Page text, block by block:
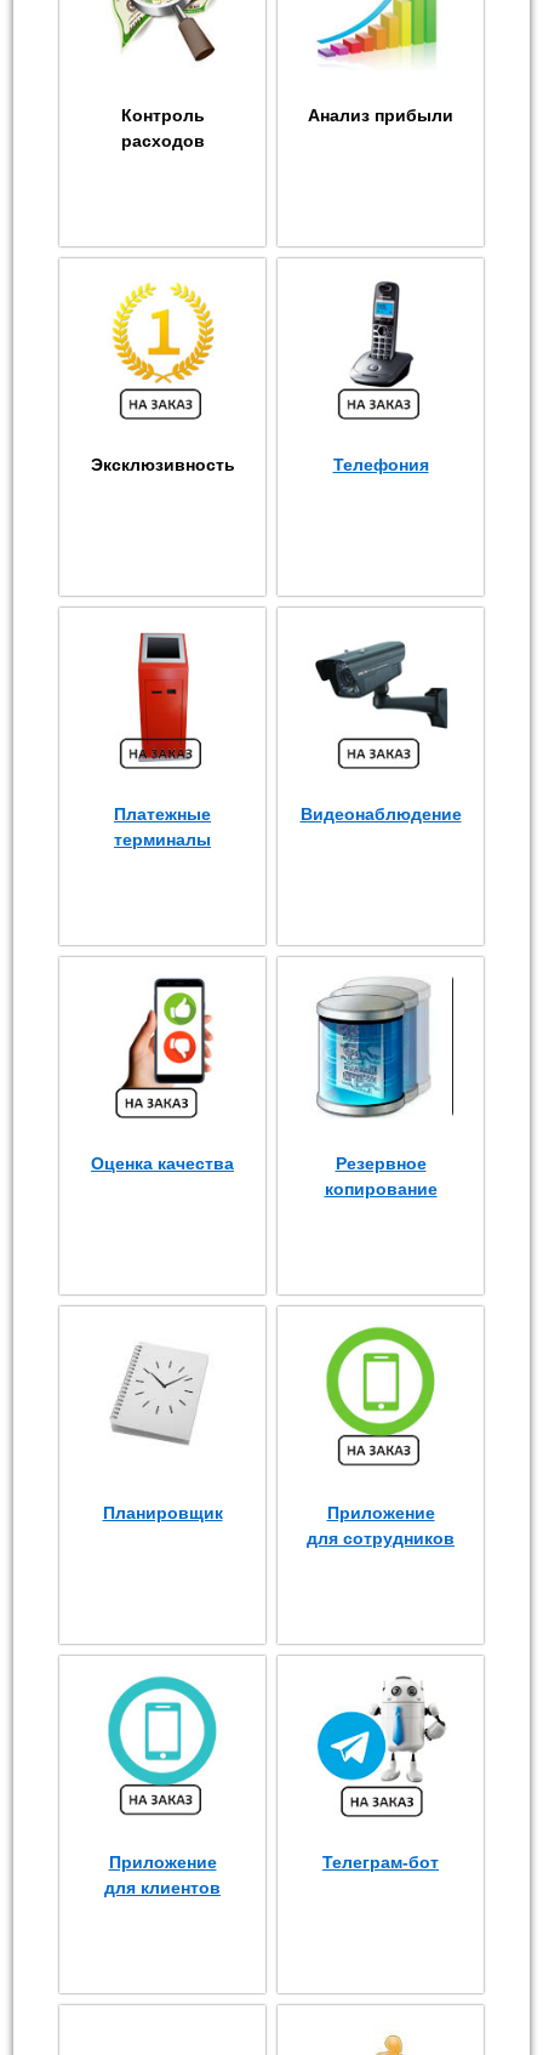
Контроль
расходов
Анализ прибыли
Эксклюзивность Телефония
Платежные
терминалы
Видеонаблюдение
Оценка качества
Резервное
копирование
Планировщик
Приложение
для сотрудников
Приложение
для клиентов
Телеграм-бот